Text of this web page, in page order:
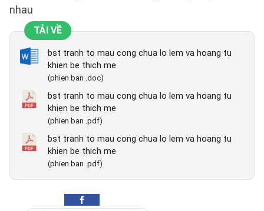
nhau
TẢI VỀ
bst tranh to mau cong chua lo lem va hoang tu
khien be thich me
(phien ban .doc)
bst tranh to mau cong chua lo lem va hoang tu
khien be thich me
(phien ban .pdf)
bst tranh to mau cong chua lo lem va hoang tu
khien be thich me
(phien ban .pdf)